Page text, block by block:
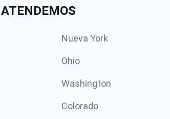
Nueva York
Ohio
Washington
Colorado